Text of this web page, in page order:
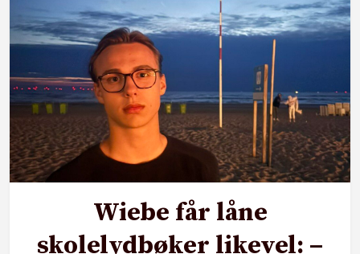
Wiebe får låne
skolelydbøker likevel: –